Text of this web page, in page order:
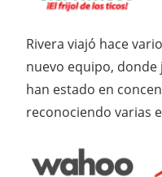
Rivera viajó hace
nuevo equipo,
han estado en
reconociendo varias